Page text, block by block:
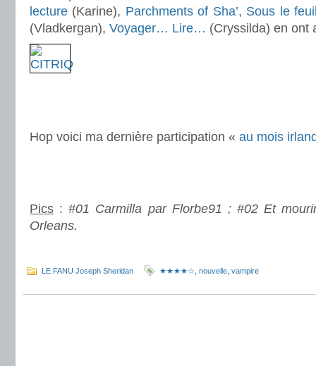
lecture (Karine), Parchments of Sha’, Sous le
(Vladkergan), Voyager… Lire… (Cryssilda) en ont
Hop voici ma dernière participation « au mois
Pics :#01 Carmilla par Florbe91 ; #02 Et
Orleans.
LE FANU Joseph Sheridan ★★★★☆ nouvelle vampire